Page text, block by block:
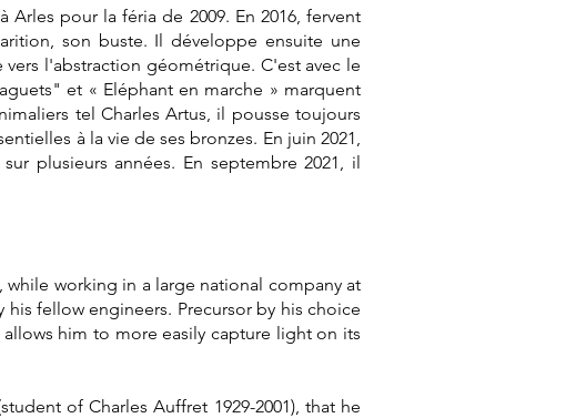
Arles pour la féria de 2009. En 2016, fervent
son buste. Il développe ensuite une
l'abstraction géométrique. C'est avec le
et « Eléphant en marche » marquent
tel Charles Artus, il pousse toujours
à la vie de ses bronzes. En juin 2021,
plusieurs années. En septembre 2021, il
while working in a large national company at
fellow engineers. Precursor by his choice
him to more easily capture light on its
of Charles Auffret 1929-2001), that he